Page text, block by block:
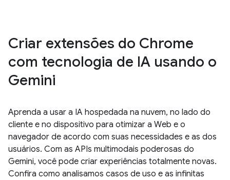
Criar extensões do Chrome
com tecnologia de IA usando o
Gemini
Aprenda a usar a IA hospedada na nuvem, no lado do
cliente e no dispositivo para otimizar a Web e o
navegador de acordo com suas necessidades e as dos
usuários. Com as APIs multimodais poderosas do
Gemini, você pode criar experiências totalmente novas.
Confira como analisamos casos de uso e as infinitas